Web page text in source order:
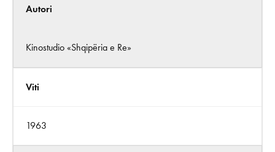
Autori
Kinostudio «Shqipëria e Re»
Viti
1963